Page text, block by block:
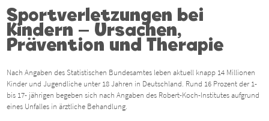
Sportverletzungen bei
Kindern – Ursachen,
Prävention und Therapie
Nach Angaben des Statistischen Bundesamtes leben aktuell knapp 14 Millionen
Kinder und Jugendliche unter 18 Jahren in Deutschland. Rund 16 Prozent der 1-
bis 17- jährigen begeben sich nach Angaben des Robert-Koch-Institutes aufgrund
eines Unfalles in ärztliche Behandlung.